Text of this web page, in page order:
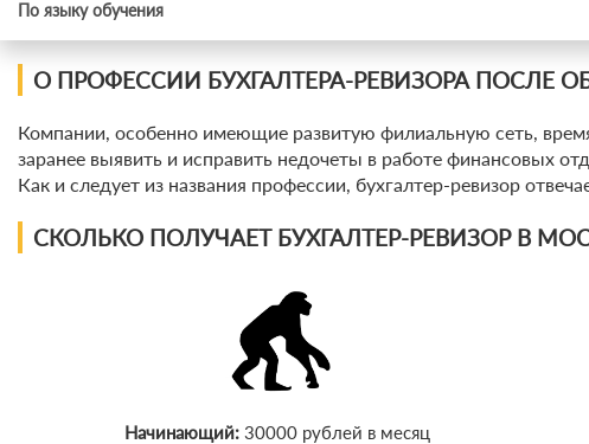
О ПРОФЕССИИ БУХГАЛТЕРА-РЕВИЗОРА
Компании, особенно имеющие развитую филиальную сеть,
заранее выявить и исправить недочеты в работе финансовых
Как и следует из названия профессии, бухгалтер-ревизор
СКОЛЬКО ПОЛУЧАЕТ БУХГАЛТЕР-РЕВИЗОР В
Начинающий:30000 рублей в месяц
По языку обучения